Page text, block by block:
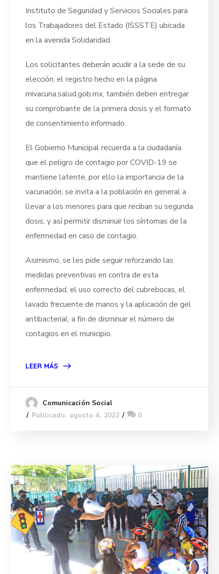
Instituto de Seguridad y Servicios Sociales para
los Trabajadores del Estado (ISSSTE) ubicada
en la avenida Solidaridad.
Los solicitantes deberán acudir a la sede de su
elección, el registro hecho en la página
mivacuna.salud.gob.mx, también deben entregar
su comprobante de la primera dosis y el formato
de consentimiento informado.
El Gobierno Municipal recuerda a la ciudadanía
que el peligro de contagio por COVID-19 se
mantiene latente, por ello la importancia de la
vacunación, se invita a la población en general a
llevar a los menores para que reciban su segunda
dosis, y así permitir disminuir los síntomas de la
enfermedad en caso de contagio.
Asimismo, se les pide seguir reforzando las
medidas preventivas en contra de esta
enfermedad, el uso correcto del cubrebocas, el
lavado frecuente de manos y la aplicación de gel
antibacterial, a fin de disminuir el número de
contagios en el municipio.
LEER MÁS
Comunicación Social
Publicado: agosto 4, 2022
0